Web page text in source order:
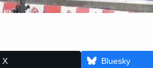
X Bluesky